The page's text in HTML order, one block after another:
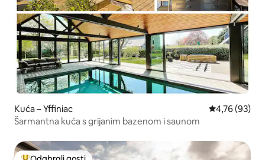
Kuća – Yffiniac Prosječna
4,76 (93)
Šarmantna kuća s grijanim bazenom i saunom